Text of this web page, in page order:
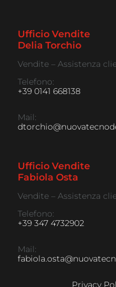
Ufficio Vendite
Delia Torchio
Vendite – Assistenza
Telefono:
+39 0141 668138
Mail:
Ufficio Vendite
Fabiola Osta
Vendite – Assistenza
Telefono:
+39 347 4732902
Mail:
Privacy